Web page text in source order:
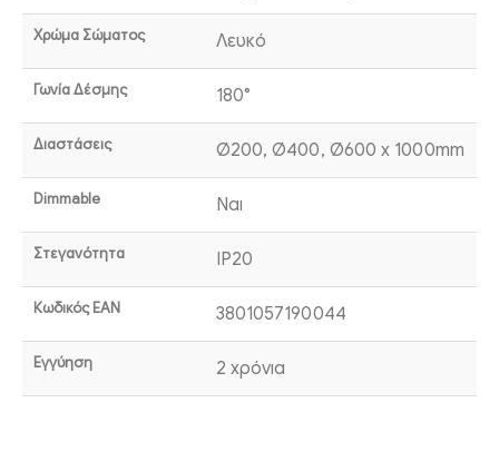
Χρώμα Σώματος Λευκό
Γωνία Δέσμης 180°
Διαστάσεις Ø200, Ø400, Ø600 x 1000mm
Dimmable Ναι
Στεγανότητα IP20
Κωδικός EAN 3801057190044
Εγγύηση 2 χρόνια